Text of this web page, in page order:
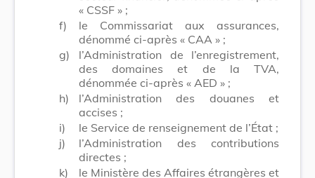
« CSSF » ;
f)
le Commissariat aux assurances,
dénommé ci-après « CAA » ;
g)
l’Administration de l’enregistrement,
des domaines et de la TVA,
dénommée ci-après « AED » ;
h)
l’Administration des douanes et
accises ;
i)
le Service de renseignement de l’État ;
j)
l’Administration des contributions
directes ;
k)
le Ministère des Affaires étrangères et